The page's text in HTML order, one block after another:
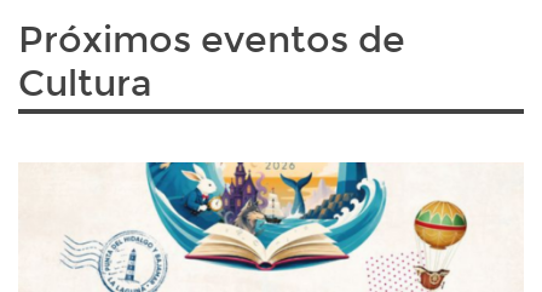
Próximos eventos de
Cultura